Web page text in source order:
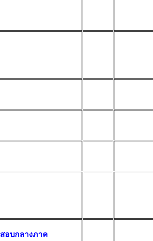
สอบกลางภาค